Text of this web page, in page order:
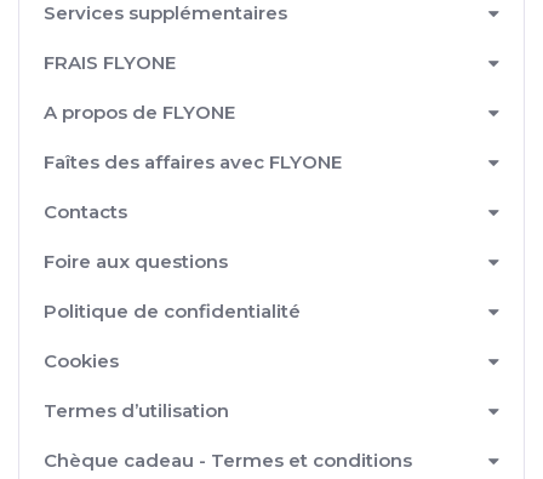
Services supplémentaires
FRAIS FLYONE
A propos de FLYONE
Faîtes des affaires avec FLYONE
Contacts
Foire aux questions
Politique de confidentialité
Cookies
Termes d’utilisation
Chèque cadeau - Termes et conditions